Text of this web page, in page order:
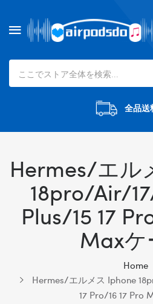
全品送
Hermes/エル
18pro/Air/
Plus/15 17
Maxケ
Home
Hermes/エルメス Iphone
17 Pro/16 17 Pro